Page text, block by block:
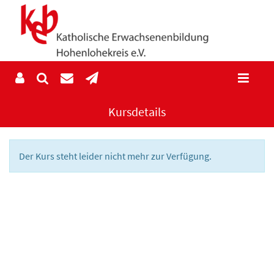
Kursdetails
Der Kurs steht leider nicht mehr zur Verfügung.